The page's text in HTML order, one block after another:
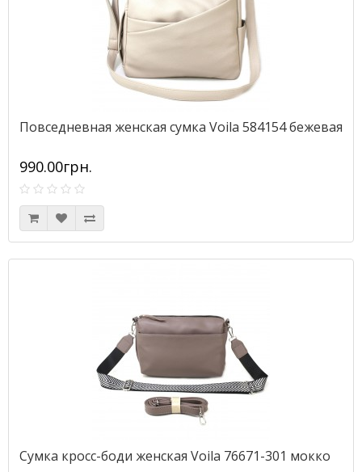
Повседневная женская сумка Voila 584154 бежевая
990.00грн.
Сумка кросс-боди женская Voila 76671-301 мокко